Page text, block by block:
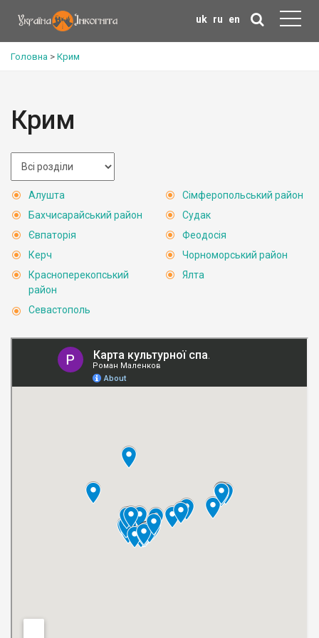
uk ru en
Головна > Крим
Крим
Алушта
Бахчисарайський район
Євпаторія
Керч
Красноперекопський
район
Севастополь
Сімферопольський район
Судак
Феодосія
Чорноморський район
Ялта